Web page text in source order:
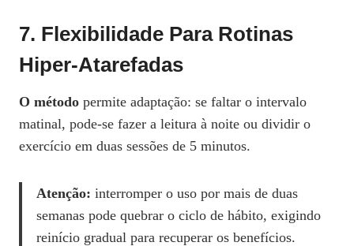
7. Flexibilidade Para Rotinas
Hiper‑atarefadas
O método permite adaptação: se faltar o intervalo
matinal, pode‑se fazer a leitura à noite ou dividir o
exercício em duas sessões de 5 minutos.
Atenção: interromper o uso por mais de duas
semanas pode quebrar o ciclo de hábito, exigindo
reinício gradual para recuperar os benefícios.